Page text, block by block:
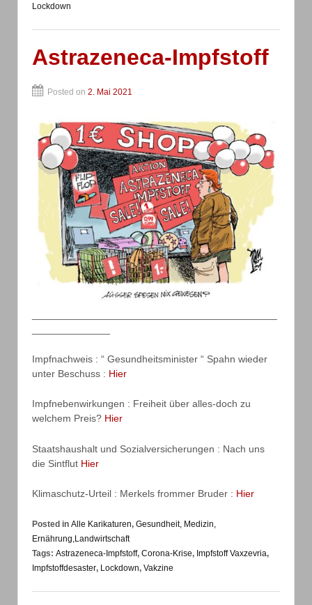
Lockdown
Astrazeneca-Impfstoff
Posted on 2. Mai 2021
Impfnachweis : “ Gesundheitsminister “ Spahn wieder
unter Beschuss : Hier
Impfnebenwirkungen : Freiheit über alles-doch zu
welchem Preis? Hier
Staatshaushalt und Sozialversicherungen : Nach uns
die Sintflut Hier
Klimaschutz-Urteil : Merkels frommer Bruder : Hier
Posted in Alle Karikaturen, Gesundheit, Medizin,
Ernährung,Landwirtschaft
Tags: Astrazeneca-Impfstoff, Corona-Krise, Impfstoff Vaxzevria,
Impfstoffdesaster, Lockdown, Vakzine